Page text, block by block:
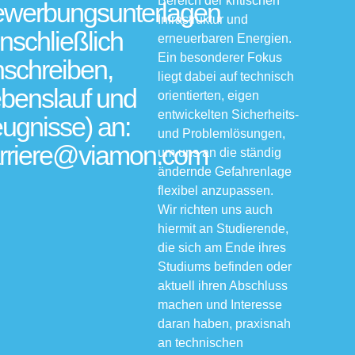
und
an:
Infrastruktur und
erneuerbaren Energien.
Ein besonderer Fokus
liegt dabei auf technisch
orientierten, eigen
entwickelten Sicherheits-
und Problemlösungen,
um uns an die ständig
ändernde Gefahrenlage
flexibel anzupassen.
Wir richten uns auch
hiermit an Studierende,
die sich am Ende ihres
Studiums befinden oder
aktuell ihren Abschluss
machen und Interesse
daran haben, praxisnah
an technischen